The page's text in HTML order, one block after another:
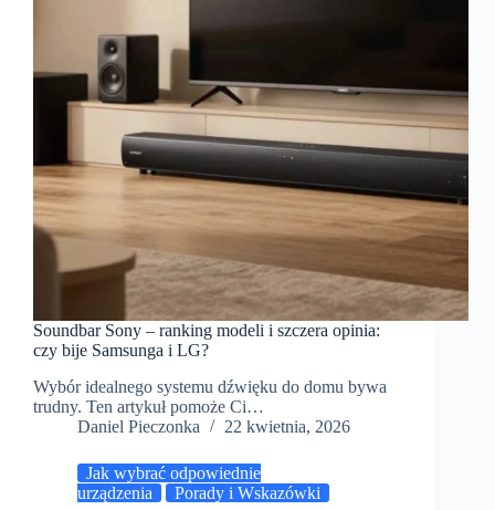
Soundbar Sony – ranking modeli i szczera opinia:
czy bije Samsunga i LG?
Wybór idealnego systemu dźwięku do domu bywa
trudny. Ten artykuł pomoże Ci…
Daniel Pieczonka
22 kwietnia, 2026
Jak wybrać odpowiednie
urządzenia
Porady i Wskazówki